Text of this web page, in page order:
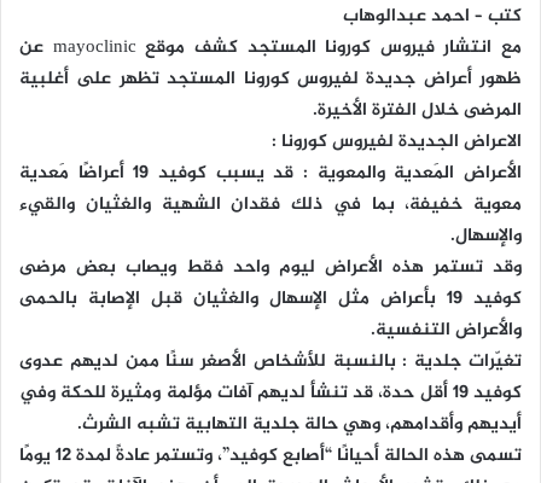
كتب – احمد عبدالوهاب
مع انتشار فيروس كورونا المستجد كشف موقع mayoclinic عن
ظهور أعراض جديدة لفيروس كورونا المستجد تظهر على أغلبية
المرضى خلال الفترة الأخيرة.
الاعراض الجديدة لفيروس كورونا :
الأعراض المَعدية والمعوية : قد يسبب كوفيد 19 أعراضًا مَعدية
معوية خفيفة، بما في ذلك فقدان الشهية والغثيان والقيء
والإسهال.
وقد تستمر هذه الأعراض ليوم واحد فقط ويصاب بعض مرضى
كوفيد 19 بأعراض مثل الإسهال والغثيان قبل الإصابة بالحمى
والأعراض التنفسية.
تغيّرات جلدية : بالنسبة للأشخاص الأصغر سنًا ممن لديهم عدوى
كوفيد 19 أقل حدة، قد تنشأ لديهم آفات مؤلمة ومثيرة للحكة وفي
أيديهم وأقدامهم، وهي حالة جلدية التهابية تشبه الشرث.
تسمى هذه الحالة أحيانًا “أصابع كوفيد”، وتستمر عادةً لمدة 12 يومًا